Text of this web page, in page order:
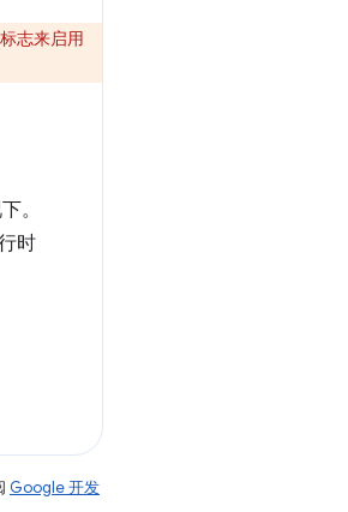
志来启用
。
时
Google 开发